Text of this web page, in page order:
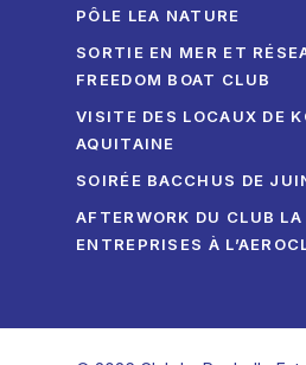
PÔLE LEA NATURE
SORTIE EN MER ET
FREEDOM BOAT CLUB
VISITE DES LOCAUX DE
AQUITAINE
SOIRÉE BACCHUS DE
AFTERWORK DU CLUB LA
ENTREPRISES À